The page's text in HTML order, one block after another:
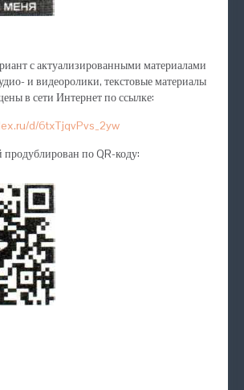
с актуализированными материалами
и видеоролики, текстовые материалы
в сети Интернет по ссылке:
d/6txTjqvPvs_2yw
продублирован по QR-коду: